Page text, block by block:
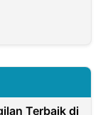
Terbaik di